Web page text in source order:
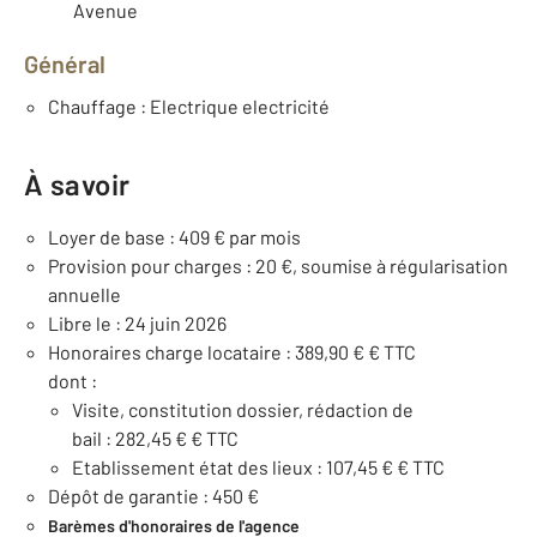
Avenue
Général
Chauffage : Electrique electricité
À savoir
Loyer de base : 409 € par mois
Provision pour charges : 20 €, soumise à régularisation
annuelle
Libre le : 24 juin 2026
Honoraires charge locataire : 389,90 € € TTC
dont :
Visite, constitution dossier, rédaction de
bail : 282,45 € € TTC
Etablissement état des lieux : 107,45 € € TTC
Dépôt de garantie : 450 €
Barèmes d'honoraires de l'agence